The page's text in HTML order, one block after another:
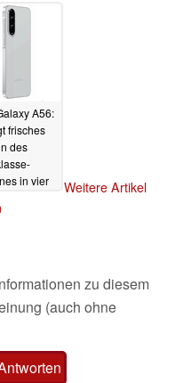
A56:
frisches
des
in vier
Weitere Artikel
zu diesem
(auch ohne